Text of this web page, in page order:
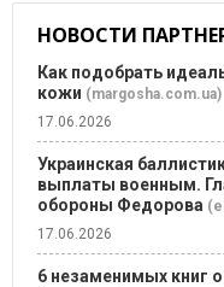
НОВОСТИ
Как подобрать
кожи (margosha.com.ua)
17.06.2026
Украинская
выплаты военным.
обороны Федорова
17.06.2026
6 незаменимых книг